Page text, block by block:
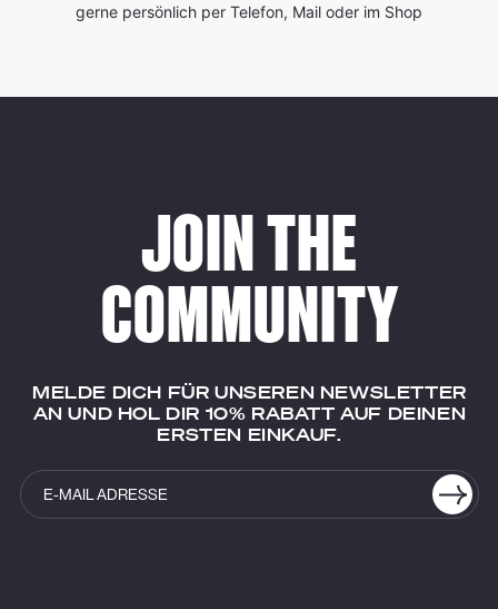
gerne persönlich per Telefon, Mail oder im Shop
JOIN THE
COMMUNITY
MELDE DICH FÜR UNSEREN NEWSLETTER
AN UND HOL DIR 10% RABATT AUF DEINEN
ERSTEN EINKAUF.